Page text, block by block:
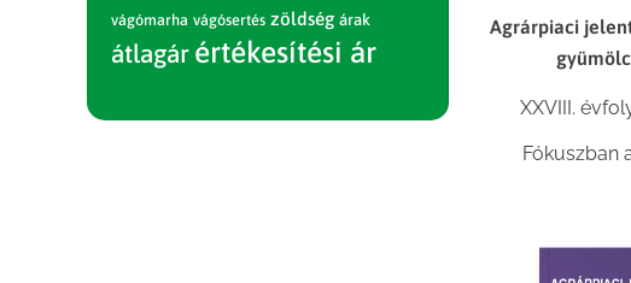
Agrárpiaci
XXVIII.
Fókuszban
vágómarha vágósertés zöldség árak
átlagár értékesítési ár